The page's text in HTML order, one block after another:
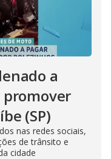
a
promover
(SP)
nas redes sociais,
de trânsito e
cidade